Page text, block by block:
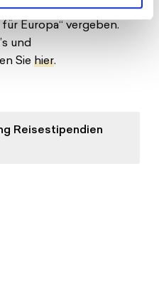
Interrail Pässe
Europa“ vergeben.
und
Sie hier.
Reisestipendien